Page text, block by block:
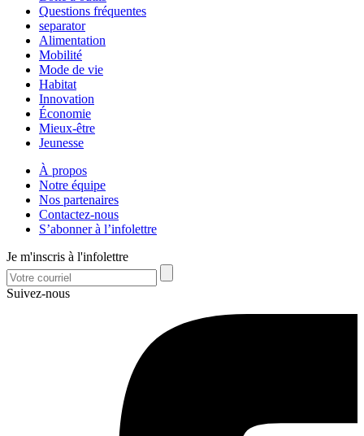
Questions fréquentes
separator
Alimentation
Mobilité
Mode de vie
Habitat
Innovation
Économie
Mieux-être
Jeunesse
À propos
Notre équipe
Nos partenaires
Contactez-nous
S’abonner à l’infolettre
Je m'inscris à l'infolettre
Suivez-nous